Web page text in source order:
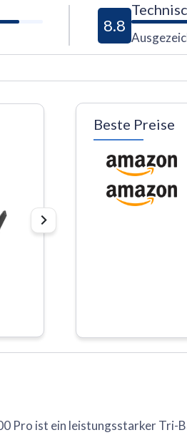
8.8
Beste Preise
Pro ist ein leistungsstarker